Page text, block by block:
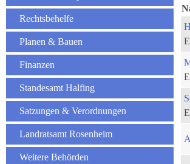
Rechtsbehelfe
Planen & Bauen
Finanzen
Standesamt Halfing
Satzungen & Verordnungen
Landratsamt Rosenheim
Weitere Behörden